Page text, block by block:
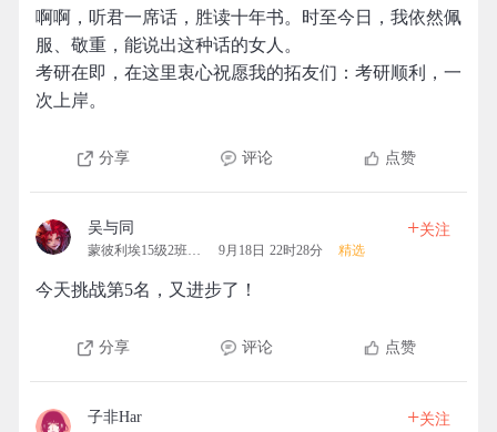
啊啊，听君一席话，胜读十年书。时至今日，我依然佩
服、敬重，能说出这种话的女人。
考研在即，在这里衷心祝愿我的拓友们：考研顺利，一
次上岸。
分享 评论 点赞
吴与同
蒙彼利埃15级2班拓团 9月18日 22时28分 精选
+关注
今天挑战第5名，又进步了！
分享 评论 点赞
子非Har +关注